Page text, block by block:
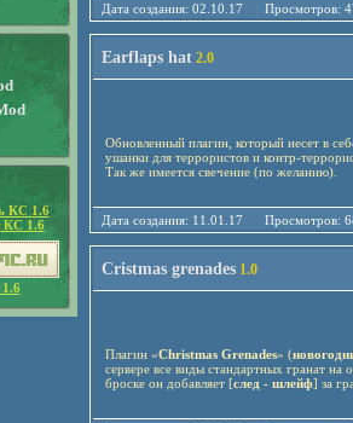
Дата создания: 02.10.17
Earflaps hat 2.0
Обновленный плагин, который несет в
ушанки для террористов и контр-
Так же имеется свечение (по желанию).
Дата создания: 11.01.17
Cristmas grenades 1.0
Плагин «Christmas Grenades» (
сервере все виды стандартных гранат
броске он добавляет [след - шлейф] за
КС 1.6
КС 1.6